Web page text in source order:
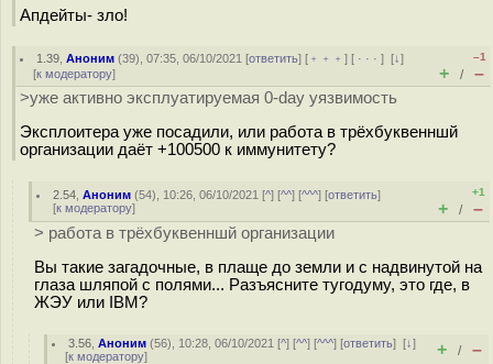
Апдейты- зло!
1.39 ,Аноним (39), 07:35, 06/10/2021 [ответить] [ ﹢﹢﹢] [ · · ·][↓]
[к модератору]
–1
+ / –
>уже активно эксплуатируемая 0-day уязвимость
Эксплоитера уже посадили, или работа в трёхбуквенншй
организации даёт +100500 к иммунитету?
2.54 ,Аноним (54), 10:26, 06/10/2021 [^] [^^] [^^^] [ответить]
[к модератору]
+1
+ / –
> работа в трёхбуквенншй организации
Вы такие загадочные, в плаще до земли и с надвинутой на
глаза шляпой с полями... Разъясните тугодуму, это где, в
ЖЭУ или IBM?
3.56 ,Аноним (56), 10:28, 06/10/2021 [^] [^^] [^^^] [ответить][↓]
[к модератору] + / –